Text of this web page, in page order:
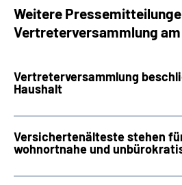
Weitere
Vertreterversammlung am
Vertreterversammlung
Haushalt
Versichertenälteste stehen
wohnortnahe und